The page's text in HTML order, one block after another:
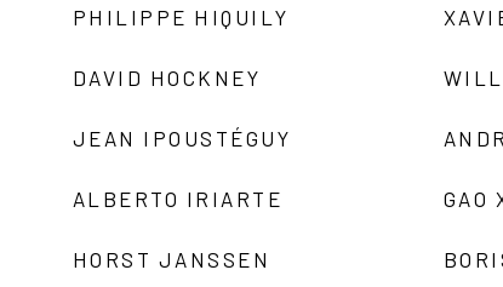
PHILIPPE HIQUILY
DAVID HOCKNEY
JEAN IPOUSTÉGUY
ALBERTO IRIARTE
HORST JANSSEN
GAO